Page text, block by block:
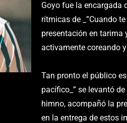
Goyo fue la encargada
rítmicas de _”Cuando
presentación en tarima
activamente coreando
Tan pronto el público
pacífico_” se levantó
himno, acompañó la
en la entrega de estos